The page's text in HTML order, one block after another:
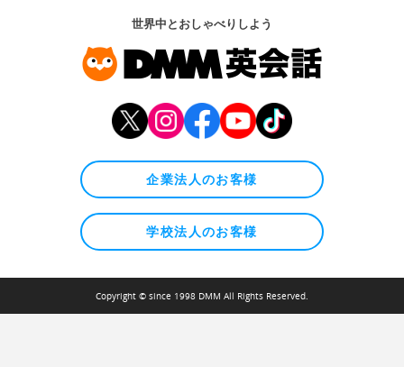
世界中とおしゃべりしよう
企業法人のお客様
学校法人のお客様
Copyright © since 1998 DMM All Rights Reserved.